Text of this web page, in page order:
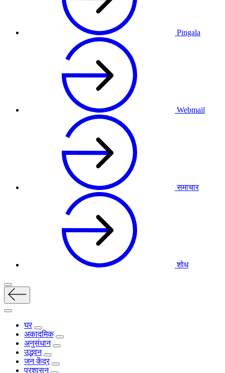
Pingala
Webmail
समाचार
शोध
घर
अकादमिक
अनुसंधान
उद्भवन
जन केंद्र
प्रशासन